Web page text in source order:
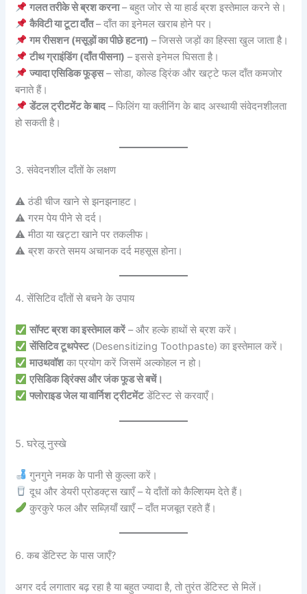
गलत तरीके से ब्रश करना– बहुत जोर से या हार्ड ब्रश इस्तेमाल करने से।
कैविटी या टूटा दाँत– दाँत का इनेमल खराब होने पर।
गम रीसशन (मसूड़ों का पीछे हटना) – जिससे जड़ों का हिस्सा खुल जाता है।
टीथ ग्राइंडिंग (दाँत पीसना) – इससे इनेमल घिसता है।
ज्यादा एसिडिक फूड्स– सोडा, कोल्ड ड्रिंक और खट्टे फल दाँत कमजोर
बनाते हैं।
डेंटल ट्रीटमेंट के बाद– फिलिंग या क्लीनिंग के बाद अस्थायी संवेदनशीलता
हो सकती है।
3. संवेदनशील दाँतों के लक्षण
⚠ ठंडी चीज खाने से झनझनाहट।
⚠ गरम पेय पीने से दर्द।
⚠ मीठा या खट्टा खाने पर तकलीफ।
⚠ ब्रश करते समय अचानक दर्द महसूस होना।
4. सेंसिटिव दाँतों से बचने के उपाय
सॉफ्ट ब्रश का इस्तेमाल करें– और हल्के हाथों से ब्रश करें।
सेंसिटिव टूथपेस्ट(Desensitizing Toothpaste) का इस्तेमाल करें।
माउथवॉशका प्रयोग करें जिसमें अल्कोहल न हो।
एसिडिक ड्रिंक्स और जंक फूड से बचें।
फ्लोराइड जेल या वार्निश ट्रीटमेंटडेंटिस्ट से करवाएँ।
5. घरेलू नुस्खे
गुनगुने नमक के पानी से कुल्ला करें।
दूध और डेयरी प्रोडक्ट्स खाएँ – ये दाँतों को कैल्शियम देते हैं।
कुरकुरे फल और सब्ज़ियाँ खाएँ – दाँत मजबूत रहते हैं।
6. कब डेंटिस्ट के पास जाएँ?
अगर दर्द लगातार बढ़ रहा है या बहुत ज्यादा है, तो तुरंत डेंटिस्ट से मिलें।